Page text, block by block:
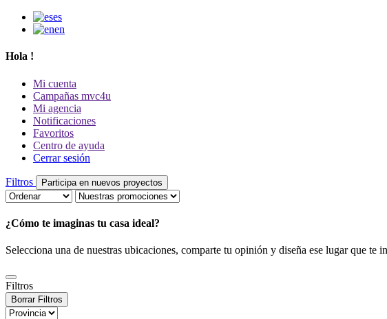
es
en
Hola !
Mi cuenta
Campañas mvc4u
Mi agencia
Notificaciones
Favoritos
Centro de ayuda
Cerrar sesión
Filtros Participa en nuevos proyectos
¿Cómo te imaginas tu casa ideal?
Selecciona una de nuestras ubicaciones, comparte tu opinión y diseña ese lugar que te
Filtros
Borrar Filtros